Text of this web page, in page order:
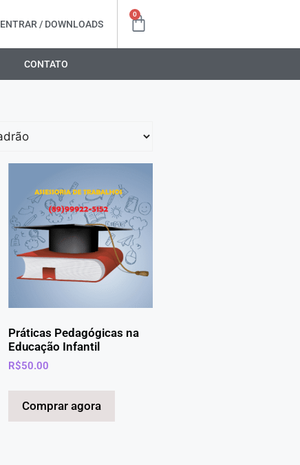
ENTRAR / DOWNLOADS
0
CONTATO
Práticas Pedagógicas na
Educação Infantil
R$50.00
Comprar agora